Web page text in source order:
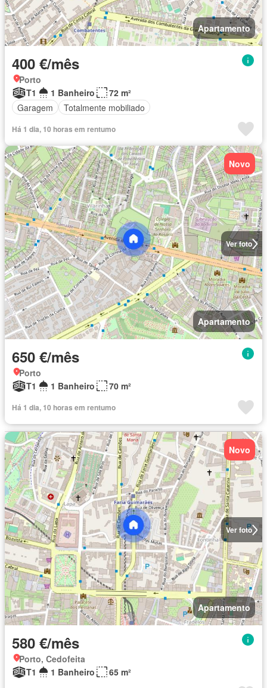
Apartamento
400 €/mês
Porto
T1
1 Banheiro
72 m²
Garagem
Totalmente mobiliado
Há 1 dia, 10 horas em rentumo
Ver foto
Novo
Apartamento
650 €/mês
Porto
T1
1 Banheiro 70 m²
Há 1 dia, 10 horas em rentumo
Ver foto
Novo
Apartamento
580 €/mês
Porto, Cedofeita
T1
1 Banheiro 65 m²